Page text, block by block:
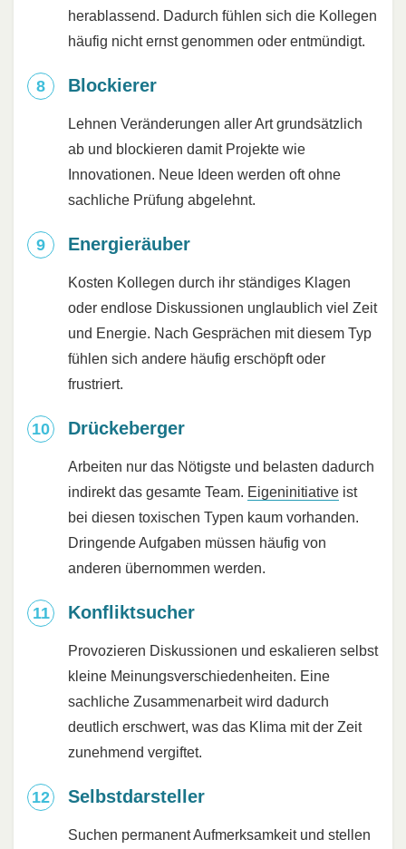
herablassend. Dadurch fühlen sich die Kollegen
häufig nicht ernst genommen oder entmündigt.
Blockierer
Lehnen Veränderungen aller Art grundsätzlich
ab und blockieren damit Projekte wie
Innovationen. Neue Ideen werden oft ohne
sachliche Prüfung abgelehnt.
Energieräuber
Kosten Kollegen durch ihr ständiges Klagen
oder endlose Diskussionen unglaublich viel Zeit
und Energie. Nach Gesprächen mit diesem Typ
fühlen sich andere häufig erschöpft oder
frustriert.
Drückeberger
Arbeiten nur das Nötigste und belasten dadurch
indirekt das gesamte Team. Eigeninitiative ist
bei diesen toxischen Typen kaum vorhanden.
Dringende Aufgaben müssen häufig von
anderen übernommen werden.
Konfliktsucher
Provozieren Diskussionen und eskalieren selbst
kleine Meinungsverschiedenheiten. Eine
sachliche Zusammenarbeit wird dadurch
deutlich erschwert, was das Klima mit der Zeit
zunehmend vergiftet.
Selbstdarsteller
Suchen permanent Aufmerksamkeit und stellen